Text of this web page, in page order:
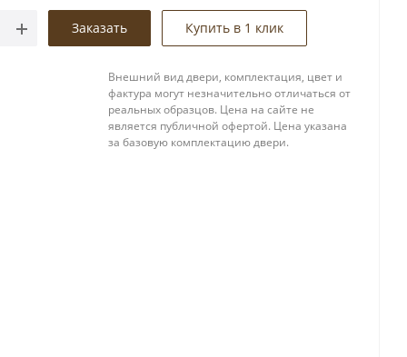
Заказать Купить в 1 клик
Внешний вид двери, комплектация, цвет и
фактура могут незначительно отличаться от
реальных образцов. Цена на сайте не
является публичной офертой. Цена указана
за базовую комплектацию двери.